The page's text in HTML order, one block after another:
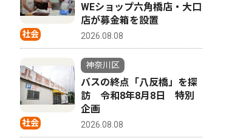
社会
WEショップ六角橋店・大口
店が募金箱を設置
2026.08.08
社会
神奈川区
バスの終点「八反橋」を探
訪 令和8年8月8日 特別
企画
2026.08.08